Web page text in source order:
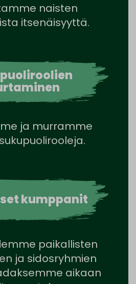
naisten
itsenäisyyttä.
ja murramme
kumppanit
paikallisten
ja sidosryhmien
aikaan